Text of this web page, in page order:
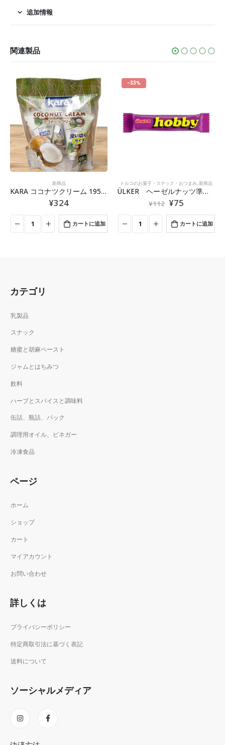
追加情報
関連製品
-33%
トルコのお菓子・スナック・おつまみ
ÜLKER ヘーゼルナッツ準チョコレート 25g
112 ¥75
カートに追加
在庫切れ
スイーツ,トルコのお菓子・スナック・おつまみ
ELIT ピスタチオバクラヴァ 6個入り
¥972
続きを読む
カテゴリ
乳製品
スナック
糖蜜と胡麻ペースト
ジャムとはちみつ
飲料
ハーブとスパイスと調味料
缶詰、瓶詰、パック
調理用オイル、ビネガー
冷凍食品
ページ
ホーム
ショップ
カート
マイアカウント
お問い合わせ
詳しくは
プライバシーポリシー
特定商取引法に基づく表記
送料について
ソーシャルメディア